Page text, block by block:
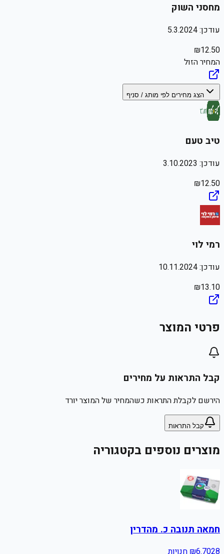
מחסני השוק
עודכן:5.3.2024
₪12.50
המחיר הזול
הצג מחירים לפי מותג / סניף
טיב טעם
עודכן: 3.10.2023
₪12.50
רמי לוי
עודכן:10.11.2024
₪13.10
פרטי המוצר
קבל התראות על מחירים
הירשם לקבלת התראות כשהמחיר של המוצר יורד
קבל התראות
מוצרים נוספים בקטגוריה
חמאה תנובה כ. מהדרין